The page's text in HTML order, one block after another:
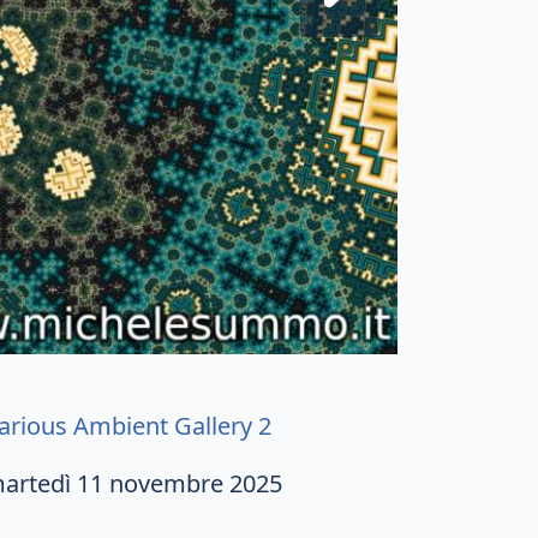
Ambient Gallery 2
11 novembre 2025